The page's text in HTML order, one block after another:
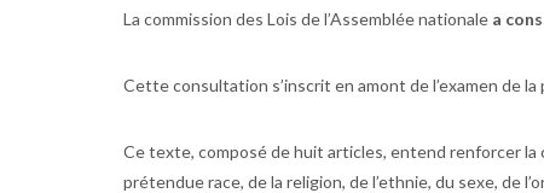
La commission des Lois de l’Assemblée nationale a
Cette consultation s’inscrit en amont de l’examen de
Ce texte, composé de huit articles, entend renforcer
prétendue race, de la religion, de l’ethnie, du sexe, de